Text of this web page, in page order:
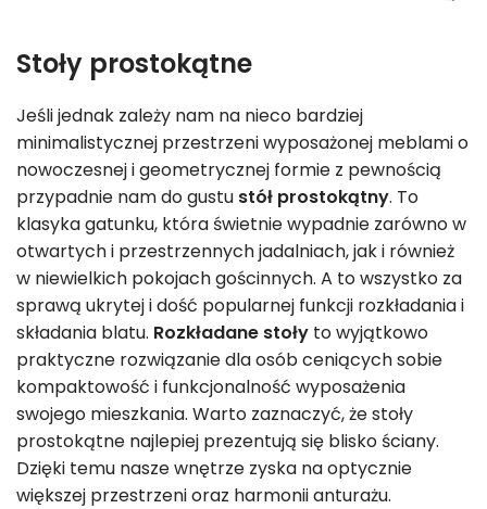
Stoły prostokątne
Jeśli jednak zależy nam na nieco bardziej
minimalistycznej przestrzeni wyposażonej meblami o
nowoczesnej i geometrycznej formie z pewnością
przypadnie nam do gustu stół prostokątny. To
klasyka gatunku, która świetnie wypadnie zarówno w
otwartych i przestrzennych jadalniach, jak i również
w niewielkich pokojach gościnnych. A to wszystko za
sprawą ukrytej i dość popularnej funkcji rozkładania i
składania blatu. Rozkładane stoły to wyjątkowo
praktyczne rozwiązanie dla osób ceniących sobie
kompaktowość i funkcjonalność wyposażenia
swojego mieszkania. Warto zaznaczyć, że stoły
prostokątne najlepiej prezentują się blisko ściany.
Dzięki temu nasze wnętrze zyska na optycznie
większej przestrzeni oraz harmonii anturażu.